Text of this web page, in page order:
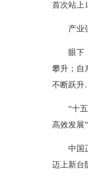
首次站上
产业
眼下
攀升；自
不断跃
“十
高效发展
中国
迈上新台